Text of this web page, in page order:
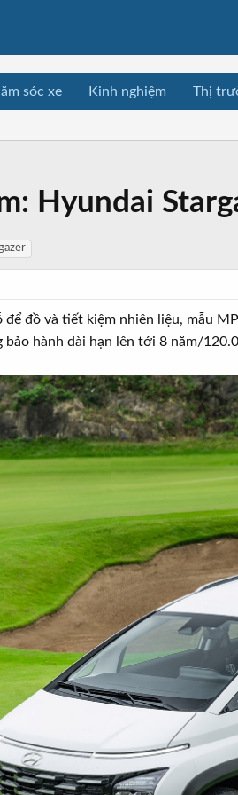
sóc xe Kinh nghiệm Thị
Hyundai
để đồ và tiết kiệm nhiên liệu, mẫu
hành dài hạn lên tới 8 năm/